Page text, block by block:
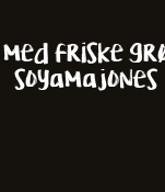
friske
soyamajones